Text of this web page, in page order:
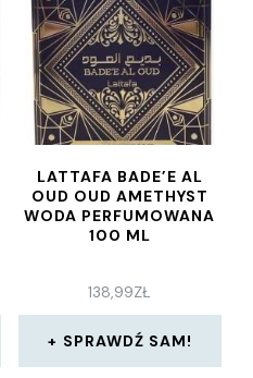
LATTAFA BADE’E AL
OUD OUD AMETHYST
WODA PERFUMOWANA
100 ML
138,99ZŁ
SPRAWDŹ SAM!